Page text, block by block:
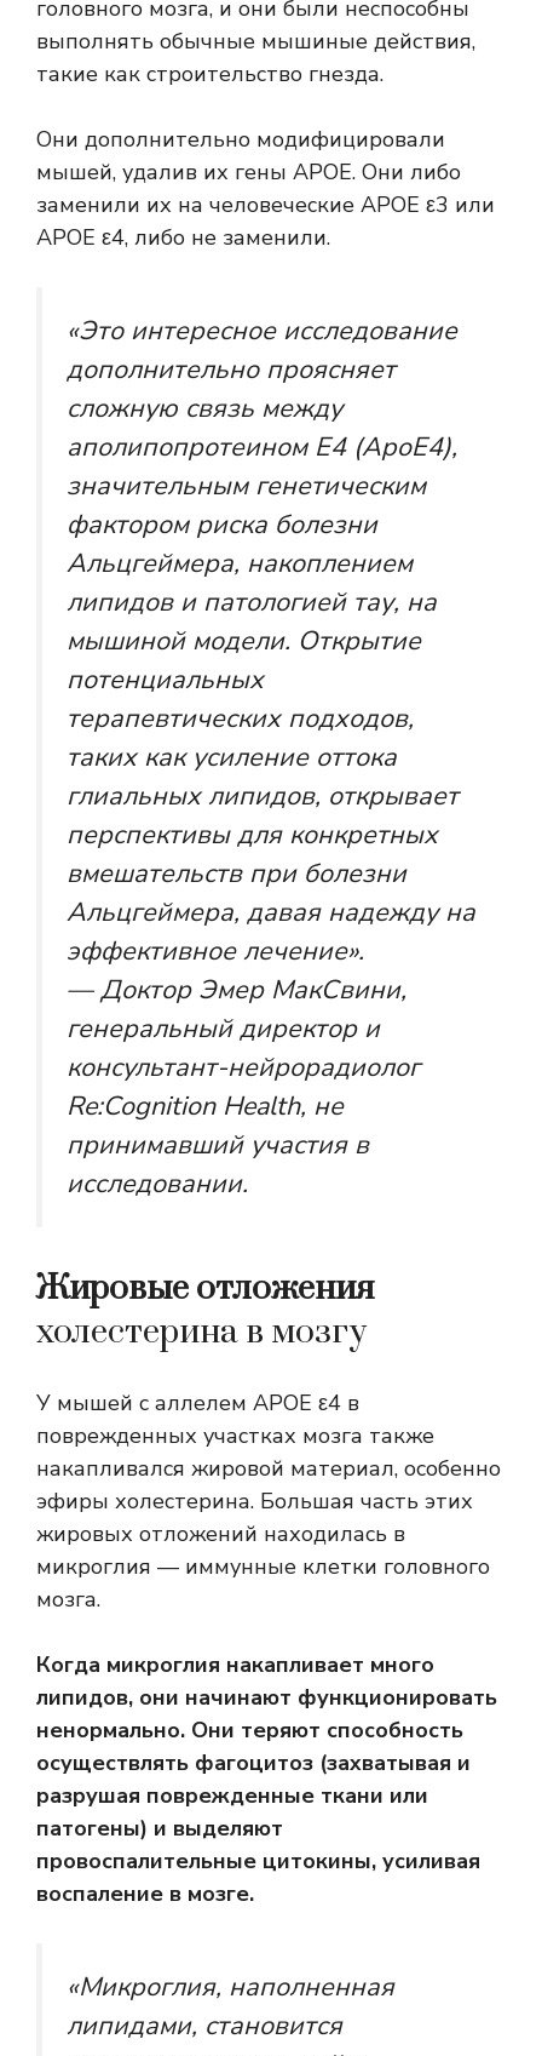
головного мозга, и они были неспособны
выполнять обычные мышиные действия,
такие как строительство гнезда.
Они дополнительно модифицировали
мышей, удалив их гены APOE. Они либо
заменили их на человеческие APOE ε3 или
APOE ε4, либо не заменили.
«Это интересное исследование
дополнительно проясняет
сложную связь между
аполипопротеином Е4 (ApoE4),
значительным генетическим
фактором риска болезни
Альцгеймера, накоплением
липидов и патологией тау, на
мышиной модели. Открытие
потенциальных
терапевтических подходов,
таких как усиление оттока
глиальных липидов, открывает
перспективы для конкретных
вмешательств при болезни
Альцгеймера, давая надежду на
эффективное лечение».
— Доктор Эмер МакСвини,
генеральный директор и
консультант-нейрорадиолог
Re:Cognition Health, не
принимавший участия в
исследовании.
Жировые отложения
холестерина в мозгу
У мышей с аллелем APOE ε4 в
поврежденных участках мозга также
накапливался жировой материал, особенно
эфиры холестерина. Большая часть этих
жировых отложений находилась в
микроглия — иммунные клетки головного
мозга.
Когда микроглия накапливает много
липидов, они начинают функционировать
ненормально. Они теряют способность
осуществлять фагоцитоз (захватывая и
разрушая поврежденные ткани или
патогены) и выделяют
провоспалительные цитокины, усиливая
воспаление в мозге.
«Микроглия, наполненная
липидами, становится